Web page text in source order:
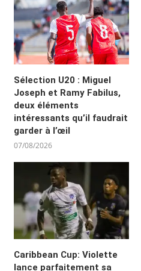
Sélection U20 : Miguel
Joseph et Ramy Fabilus,
deux éléments
intéressants qu’il faudrait
garder à l’œil
07/08/2026
Caribbean Cup: Violette
lance parfaitement sa